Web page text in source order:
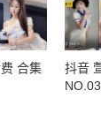
合集
抖音